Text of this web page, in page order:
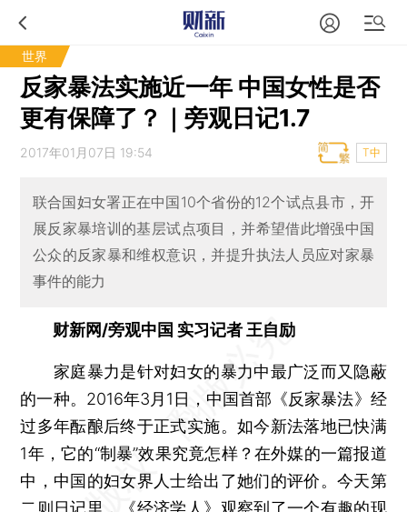
世界
反家暴法实施近一年 中国女性是否
更有保障了？｜旁观日记1.7
2017年01月07日 19:54 T中
联合国妇女署正在中国10个省份的12个试点县市，开
展反家暴培训的基层试点项目，并希望借此增强中国
公众的反家暴和维权意识，并提升执法人员应对家暴
事件的能力
财新网/旁观中国 实习记者 王自励
家庭暴力是针对妇女的暴力中最广泛而又隐蔽
的一种。2016年3月1日，中国首部《反家暴法》经
过多年酝酿后终于正式实施。如今新法落地已快满
1年，它的“制暴”效果究竟怎样？在外媒的一篇报道
中，中国的妇女界人士给出了她们的评价。今天第
二则日记里，《经济学人》观察到了一个有趣的现